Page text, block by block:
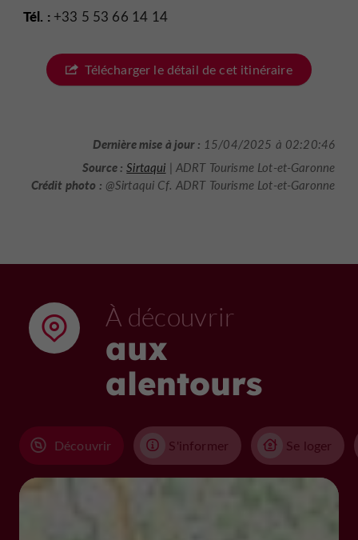
Tél. :+33 5 53 66 14 14
Télécharger le détail de cet itinéraire
Dernière mise à jour : 15/04/2025 à 02:20:46
Source : Sirtaqui | ADRT Tourisme Lot-et-Garonne
Crédit photo : @Sirtaqui Cf. ADRT Tourisme Lot-et-Garonne
À découvrir
aux
alentours
Découvrir S'informer Se loger